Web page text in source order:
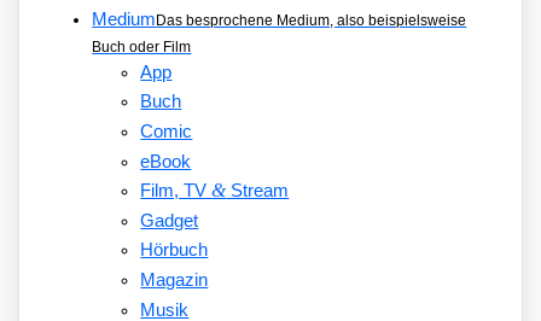
MediumDas besprochene Medium, also beispielsweise
Buch oder Film
App
Buch
Comic
eBook
Film, TV&Stream
Gadget
Hörbuch
Magazin
Musik